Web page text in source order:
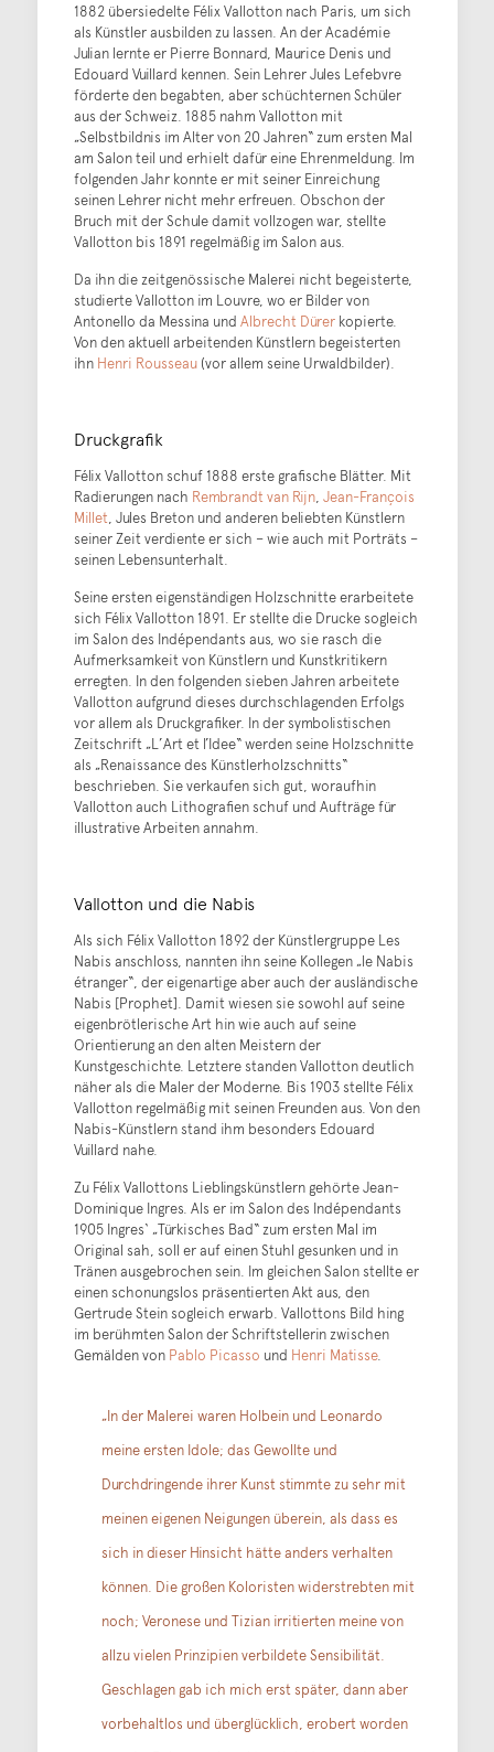
1882 übersiedelte Félix Vallotton nach Paris, um sich
als Künstler ausbilden zu lassen. An der Académie
Julian lernte er Pierre Bonnard, Maurice Denis und
Edouard Vuillard kennen. Sein Lehrer Jules Lefebvre
förderte den begabten, aber schüchternen Schüler
aus der Schweiz. 1885 nahm Vallotton mit
„Selbstbildnis im Alter von 20 Jahren“ zum ersten Mal
am Salon teil und erhielt dafür eine Ehrenmeldung. Im
folgenden Jahr konnte er mit seiner Einreichung
seinen Lehrer nicht mehr erfreuen. Obschon der
Bruch mit der Schule damit vollzogen war, stellte
Vallotton bis 1891 regelmäßig im Salon aus.
Da ihn die zeitgenössische Malerei nicht begeisterte,
studierte Vallotton im Louvre, wo er Bilder von
Antonello da Messina und Albrecht Dürerkopierte.
Von den aktuell arbeitenden Künstlern begeisterten
ihn Henri Rousseau(vor allem seine Urwaldbilder).
Druckgrafik
Félix Vallotton schuf 1888 erste grafische Blätter. Mit
Radierungen nach Rembrandt van Rijn, Jean-François
Millet, Jules Breton und anderen beliebten Künstlern
seiner Zeit verdiente er sich – wie auch mit Porträts –
seinen Lebensunterhalt.
Seine ersten eigenständigen Holzschnitte erarbeitete
sich Félix Vallotton 1891. Er stellte die Drucke sogleich
im Salon des Indépendants aus, wo sie rasch die
Aufmerksamkeit von Künstlern und Kunstkritikern
erregten. In den folgenden sieben Jahren arbeitete
Vallotton aufgrund dieses durchschlagenden Erfolgs
vor allem als Druckgrafiker. In der symbolistischen
Zeitschrift „L’Art et l’Idee“ werden seine Holzschnitte
als „Renaissance des Künstlerholzschnitts“
beschrieben. Sie verkaufen sich gut, woraufhin
Vallotton auch Lithografien schuf und Aufträge für
illustrative Arbeiten annahm.
Vallotton und die Nabis
Als sich Félix Vallotton 1892 der Künstlergruppe Les
Nabis anschloss, nannten ihn seine Kollegen „le Nabis
étranger“, der eigenartige aber auch der ausländische
Nabis [Prophet]. Damit wiesen sie sowohl auf seine
eigenbrötlerische Art hin wie auch auf seine
Orientierung an den alten Meistern der
Kunstgeschichte. Letztere standen Vallotton deutlich
näher als die Maler der Moderne. Bis 1903 stellte Félix
Vallotton regelmäßig mit seinen Freunden aus. Von den
Nabis-Künstlern stand ihm besonders Edouard
Vuillard nahe.
Zu Félix Vallottons Lieblingskünstlern gehörte Jean-
Dominique Ingres. Als er im Salon des Indépendants
1905 Ingres‘ „Türkisches Bad“ zum ersten Mal im
Original sah, soll er auf einen Stuhl gesunken und in
Tränen ausgebrochen sein. Im gleichen Salon stellte er
einen schonungslos präsentierten Akt aus, den
Gertrude Stein sogleich erwarb. Vallottons Bild hing
im berühmten Salon der Schriftstellerin zwischen
Gemälden von Pablo Picasso und Henri Matisse.
„In der Malerei waren Holbein und Leonardo
meine ersten Idole; das Gewollte und
Durchdringende ihrer Kunst stimmte zu sehr mit
meinen eigenen Neigungen überein, als dass es
sich in dieser Hinsicht hätte anders verhalten
können. Die großen Koloristen widerstrebten mit
noch; Veronese und Tizian irritierten meine von
allzu vielen Prinzipien verbildete Sensibilität.
Geschlagen gab ich mich erst später, dann aber
vorbehaltlos und überglücklich, erobert worden